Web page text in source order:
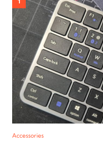
Accessories